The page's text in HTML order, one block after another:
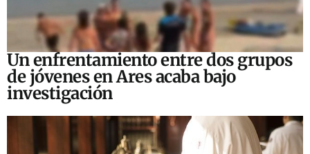
Un enfrentamiento entre dos grupos
de jóvenes en Ares acaba bajo
investigación